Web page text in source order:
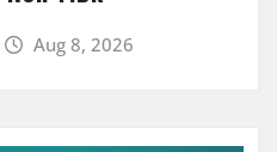
Aug 8, 2026